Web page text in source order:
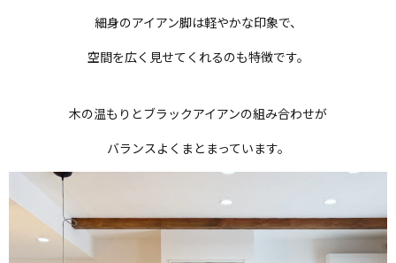
細身のアイアン脚は軽やかな印象で、
空間を広く見せてくれるのも特徴です。
木の温もりとブラックアイアンの組み合わせが
バランスよくまとまっています。